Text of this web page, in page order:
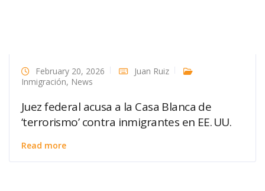
February 20, 2026
Juan Ruiz
Inmigración, News
Juez federal acusa a la Casa Blanca de
‘terrorismo’ contra inmigrantes en EE. UU.
Read more